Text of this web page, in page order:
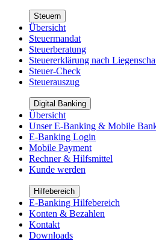
Steuern
Übersicht
Steuermandat
Steuerberatung
Steuererklärung nach
Steuer-Check
Steuerauszug
Digital Banking
Übersicht
Unser E-Banking & Mobile
E-Banking Login
Mobile Payment
Rechner & Hilfsmittel
Kunde werden
Hilfebereich
E-Banking Hilfebereich
Konten & Bezahlen
Kontakt
Downloads